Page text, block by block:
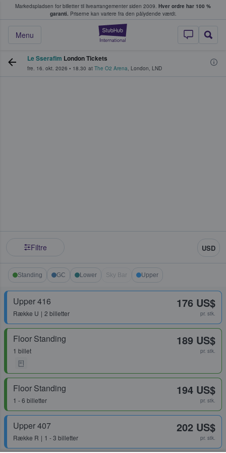
Markedspladsen for billetter til livearrangementer siden 2009. Hver ordre har 100 %
garanti. Priserne kan variere fra den pålydende værdi.
StubHub - Hvor
Menu
køber og sælger billetter
Le Sserafim London Tickets
fre. 16. okt. 2026 • 18.30 at The O2 Arena, London, LND
Filtre USD
Standing GC Lower Sky Bar Upper
Upper 416
Række U 2 billetter
176 US$
pr. stk.
Floor Standing
1 billet
189 US$
pr. stk.
Floor Standing
1 - 6 billetter
194 US$
pr. stk.
Upper 407
Række R 1 - 3 billetter
202 US$
pr. stk.